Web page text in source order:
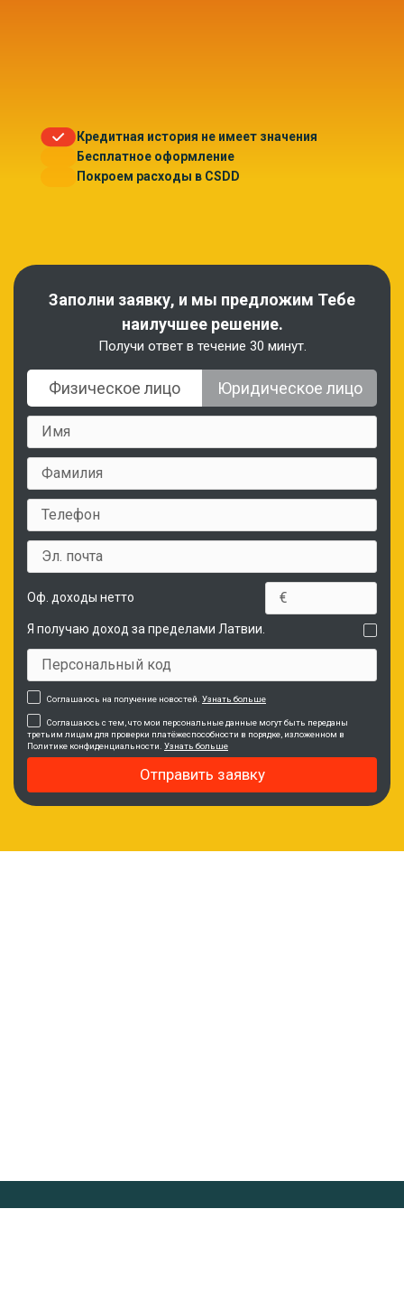
Заполни заявку, и мы предложим Тебе
наилучшее решение.
Получи ответ в течение 30 минут.
Физическое лицо Юридическое лицо
Оф. доходы нетто
Я получаю доход за пределами Латвии.
Соглашаюсь на получение новостей. Узнать больше
Соглашаюсь с тем, что мои персональные данные могут быть переданы
третьим лицам для проверки платёжеспособности в порядке, изложенном в
Политике конфиденциальности. Узнать больше
Отправить заявку
Кредитная история не имеет значения
Бесплатное оформление
Покроем расходы в CSDD